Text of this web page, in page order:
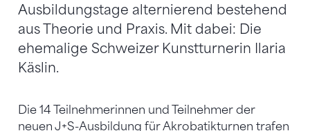
Ausbildungstage alternierend bestehend
aus Theorie und Praxis. Mit dabei: Die
ehemalige Schweizer Kunstturnerin Ilaria
Käslin.
Die 14 Teilnehmerinnen und Teilnehmer der
neuen J+S-Ausbildung für Akrobatikturnen trafen